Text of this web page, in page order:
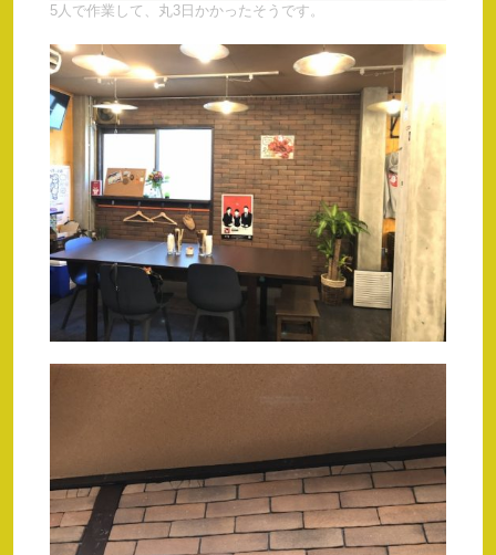
5人で作業して、丸3日かかったそうです。